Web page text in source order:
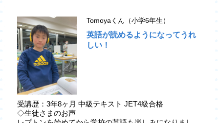
Tomoyaくん（小学6年生）
英語が読めるようになってうれ
しい！
受講歴：3年8ヶ月 中級テキスト JET4級合格
◇生徒さまのお声